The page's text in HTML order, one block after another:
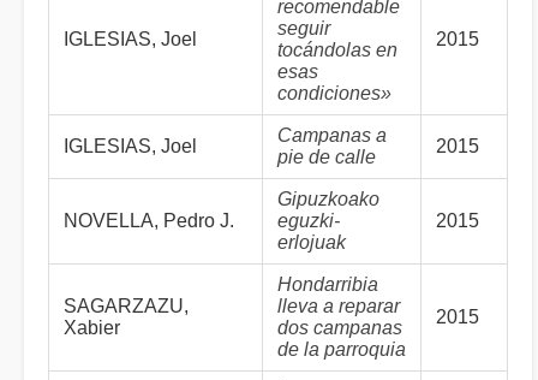
IGLESIAS, Joel
recomendable
seguir
tocándolas en
esas
condiciones»
2015
IGLESIAS, Joel
Campanas a
pie de calle
2015
NOVELLA, Pedro J.
Gipuzkoako
eguzki-
erlojuak
2015
SAGARZAZU,
Xabier
Hondarribia
lleva a reparar
dos campanas
de la parroquia
2015